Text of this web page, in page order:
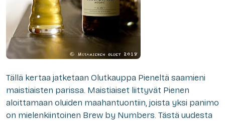
Tällä kertaa jatketaan Olutkauppa Pieneltä saamieni
maistiaisten parissa. Maistiaiset liittyvät Pienen
aloittamaan oluiden maahantuontiin, joista yksi panimo
on mielenkiintoinen Brew by Numbers. Tästä uudesta